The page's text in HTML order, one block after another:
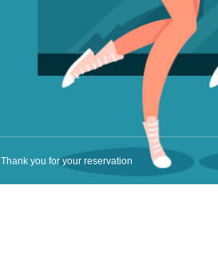
Thank you for your reservation